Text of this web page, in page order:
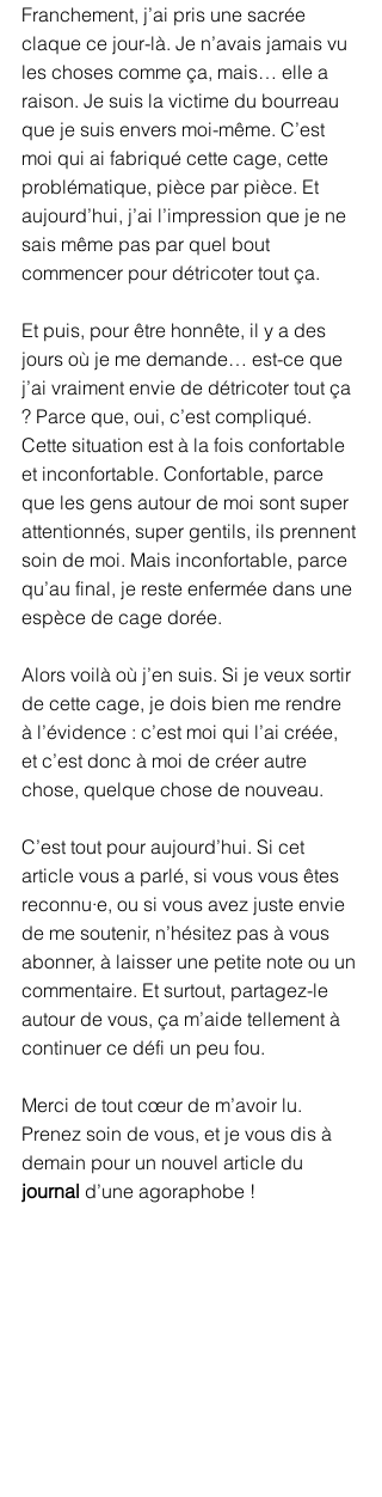
Franchement, j’ai pris une sacrée
claque ce jour-là. Je n’avais jamais vu
les choses comme ça, mais… elle a
raison. Je suis la victime du bourreau
que je suis envers moi-même. C’est
moi qui ai fabriqué cette cage, cette
problématique, pièce par pièce. Et
aujourd’hui, j’ai l’impression que je ne
sais même pas par quel bout
commencer pour détricoter tout ça.
Et puis, pour être honnête, il y a des
jours où je me demande… est-ce que
j’ai vraiment envie de détricoter tout ça
? Parce que, oui, c’est compliqué.
Cette situation est à la fois confortable
et inconfortable. Confortable, parce
que les gens autour de moi sont super
attentionnés, super gentils, ils prennent
soin de moi. Mais inconfortable, parce
qu’au final, je reste enfermée dans une
espèce de cage dorée.
Alors voilà où j’en suis. Si je veux sortir
de cette cage, je dois bien me rendre
à l’évidence : c’est moi qui l’ai créée,
et c’est donc à moi de créer autre
chose, quelque chose de nouveau.
C’est tout pour aujourd’hui. Si cet
article vous a parlé, si vous vous êtes
reconnu·e, ou si vous avez juste envie
de me soutenir, n’hésitez pas à vous
abonner, à laisser une petite note ou un
commentaire. Et surtout, partagez-le
autour de vous, ça m’aide tellement à
continuer ce défi un peu fou.
Merci de tout cœur de m’avoir lu.
Prenez soin de vous, et je vous dis à
demain pour un nouvel article du
journal d’une agoraphobe !